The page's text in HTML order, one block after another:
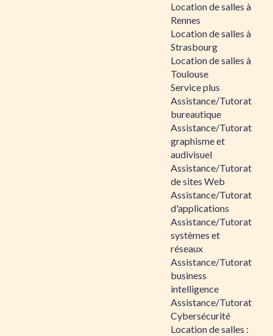
Location de salles à
Rennes
Location de salles à
Strasbourg
Location de salles à
Toulouse
Service plus
Assistance/Tutorat
bureautique
Assistance/Tutorat
graphisme et
audivisuel
Assistance/Tutorat
de sites Web
Assistance/Tutorat
d'applications
Assistance/Tutorat
systèmes et
réseaux
Assistance/Tutorat
business
intelligence
Assistance/Tutorat
Cybersécurité
Location de salles :